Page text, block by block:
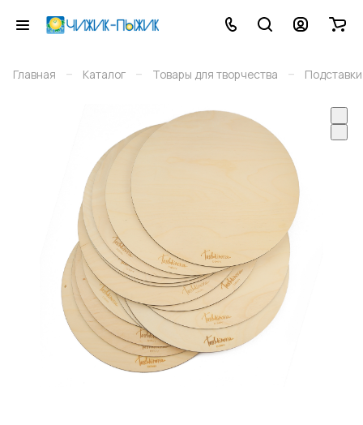
Главная – Каталог – Товары для творчества –